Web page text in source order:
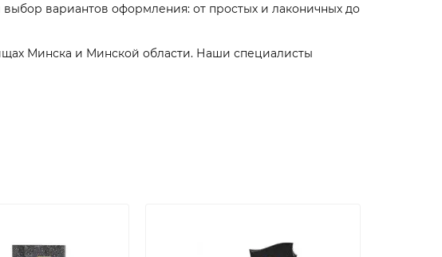
вариантов оформления: от простых и лаконичных до
Минска и Минской области. Наши специалисты